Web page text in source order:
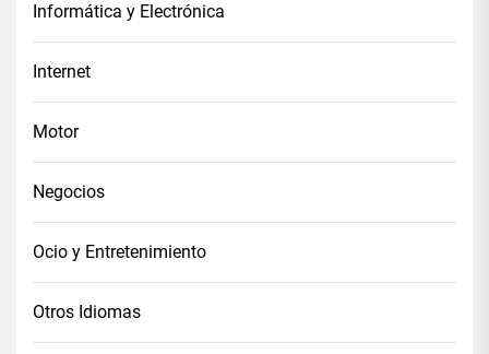
Informática y Electrónica
Internet
Motor
Negocios
Ocio y Entretenimiento
Otros Idiomas